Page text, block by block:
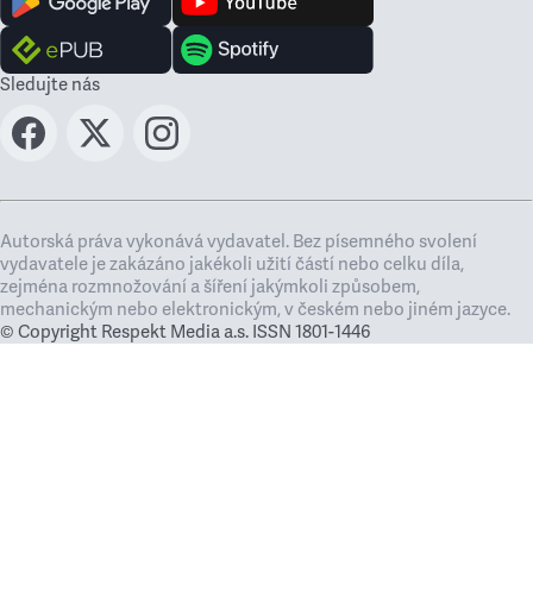
Sledujte nás
Autorská práva vykonává vydavatel. Bez písemného svolení
vydavatele je zakázáno jakékoli užití částí nebo celku díla,
zejména rozmnožování a šíření jakýmkoli způsobem,
mechanickým nebo elektronickým, v českém nebo jiném jazyce.
© Copyright Respekt Media a.s. ISSN 1801-1446